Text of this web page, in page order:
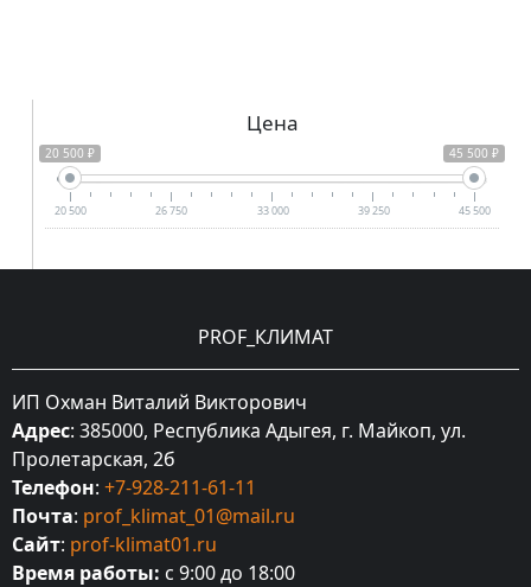
Цена
20 500 ₽ 45 500 ₽
20 500 26 750 33 000 39 250 45 500
PROF_КЛИМАТ
ИП Охман Виталий Викторович
Адрес: 385000, Республика Адыгея, г. Майкоп, ул.
Пролетарская, 2б
Телефон: +7-928-211-61-11
Почта: prof_klimat_01@mail.ru
Сайт: prof-klimat01.ru
Время работы: с 9:00 до 18:00